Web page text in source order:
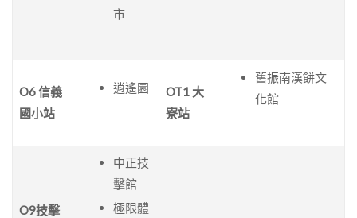
市
O6 信義
國小站
逍遙園
OT1 大
寮站
舊振南漢餅文
化館
O9技擊
中正技
擊館
極限體